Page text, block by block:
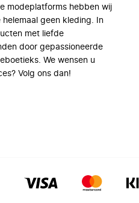
modeplatforms hebben wij
geen kleding. In
met liefde
door gepassioneerde
We wensen u
Volg ons dan!